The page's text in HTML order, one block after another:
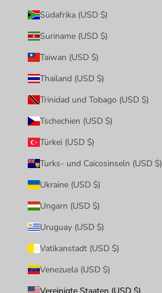
Südafrika (USD $)
Suriname (USD $)
Taiwan (USD $)
Thailand (USD $)
Trinidad und Tobago (USD $)
Tschechien (USD $)
Türkei (USD $)
Turks- und Caicosinseln (USD $)
Ukraine (USD $)
Ungarn (USD $)
Uruguay (USD $)
Vatikanstadt (USD $)
Venezuela (USD $)